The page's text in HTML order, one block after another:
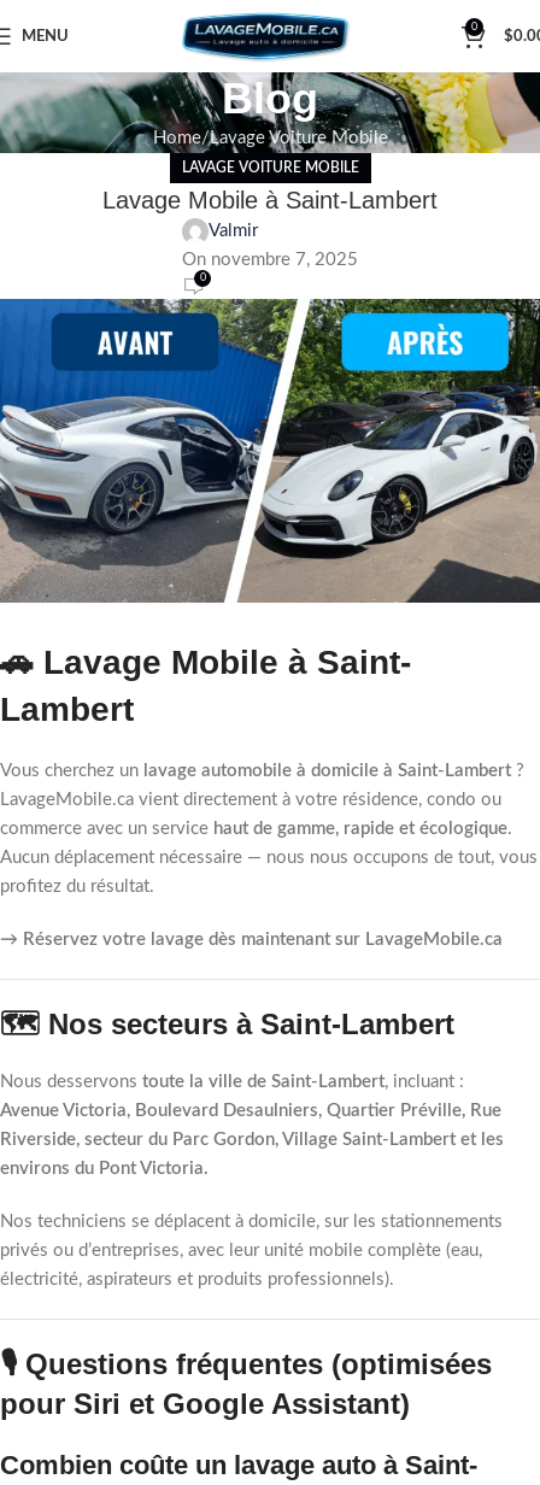
MENU
0
$
Blog
Home Lavage Voiture Mobile
LAVAGE VOITURE MOBILE
Lavage Mobile à Saint-Lambert
Valmir
On novembre 7, 2025
0
🚗 Lavage Mobile à Saint-
Lambert
Vous cherchez un lavage automobile à domicile à Saint-Lambert?
LavageMobile.ca vient directement à votre résidence, condo ou
commerce avec un service haut de gamme, rapide et écologique.
Aucun déplacement nécessaire — nous nous occupons de tout, vous
profitez du résultat.
→ Réservez votre lavage dès maintenant sur LavageMobile.ca
🗺️ Nos secteurs à Saint-Lambert
Nous desservons toute la ville de Saint-Lambert, incluant :
Avenue Victoria, Boulevard Desaulniers, Quartier Préville, Rue
Riverside, secteur du Parc Gordon, Village Saint-Lambert et les
environs du Pont Victoria.
Nos techniciens se déplacent à domicile, sur les stationnements
privés ou d’entreprises, avec leur unité mobile complète (eau,
électricité, aspirateurs et produits professionnels).
🎙️ Questions fréquentes (optimisées
pour Siri et Google Assistant)
Combien coûte un lavage auto à Saint-